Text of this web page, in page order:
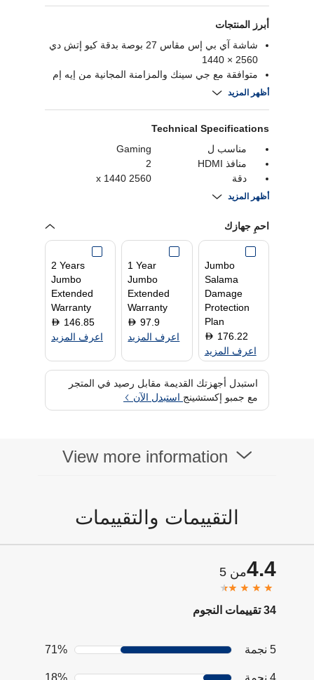
أبرز المنتجات
شاشة آي بي إس مقاس 27 بوصة بدقة كيو إتش دي
2560 × 1440
متوافقة مع جي سينك والمزامنة المجانية من إيه إم
دي
تصميم شبه خالٍ من الحواف من 3 جوانب
حامل قابل لتعديل الميل والارتفاع والدوران
أظهر المزيد
Technical Specifications
مناسب ل
Gaming
منافذ HDMI
2
دقة
2560 x 1440
ابعاد متزنة
وقت الاستجابة
حجم الشاشة
27 Inch
مكبر صوت مدمج
No
نوع لوحة الشاشة
IPS
أظهر المزيد
احمِ جهازك
Jumbo
Salama
Damage
Protection
Plan
D 176.22
اعرف المزيد
1 Year
Jumbo
Extended
Warranty
D 97.9
اعرف المزيد
2 Years
Jumbo
Extended
Warranty
D 146.85
اعرف المزيد
استبدل أجهزتك القديمة مقابل رصيد في المتجر
مع جمبو إكستشينج استبدل الآن
View more information
التقييمات والتقييمات
4.4من 5
34 تقييمات النجوم
5 نجمة 71%
4 نجمة 18%